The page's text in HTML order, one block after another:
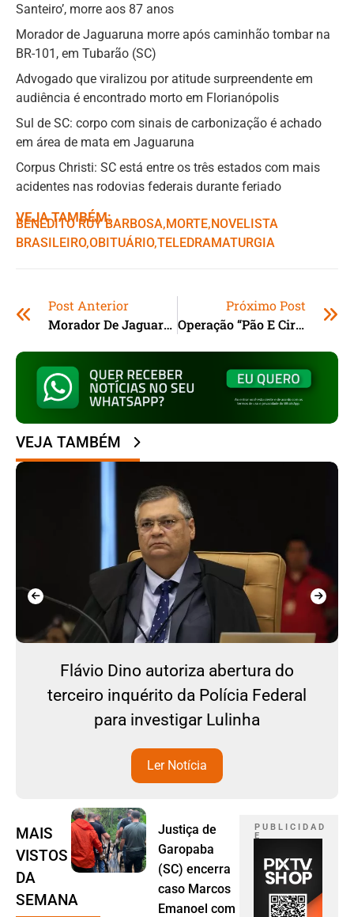
Santeiro’, morre aos 87 anos
Morador de Jaguaruna morre após caminhão tombar na
BR-101, em Tubarão (SC)
Advogado que viralizou por atitude surpreendente em
audiência é encontrado morto em Florianópolis
Sul de SC: corpo com sinais de carbonização é achado
em área de mata em Jaguaruna
Corpus Christi: SC está entre os três estados com mais
acidentes nas rodovias federais durante feriado
VEJA TAMBÉM:
BENEDITO RUY BARBOSA,ㅤMORTE,ㅤNOVELISTA
BRASILEIRO,ㅤOBITUÁRIO,ㅤTELEDRAMATURGIA
Post Anterior
Morador De Jaguaruna Morre Após Caminhão Tombar Na BR-101, Em Tubarão (SC)
Próximo Post
Operação “Pão E Circo” Investiga Cartel E Fraudes Em Licitações De Shows Em Municípios Catarinenses
VEJA TAMBÉM
Flávio Dino autoriza abertura do
terceiro inquérito da Polícia Federal
para investigar Lulinha
Ler Notícia
MAIS
VISTOS
DA
SEMANA
Justiça de
Garopaba
(SC) encerra
caso Marcos
Emanoel com
P U B L I C I D A D
E